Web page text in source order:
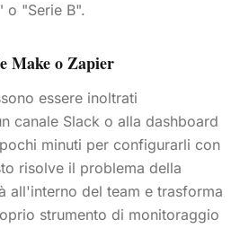
o "Serie B".
Make o Zapier
essere inoltrati
canale Slack o alla dashboard
minuti per configurarli con
risolve il problema della
all'interno del team e trasforma
strumento di monitoraggio